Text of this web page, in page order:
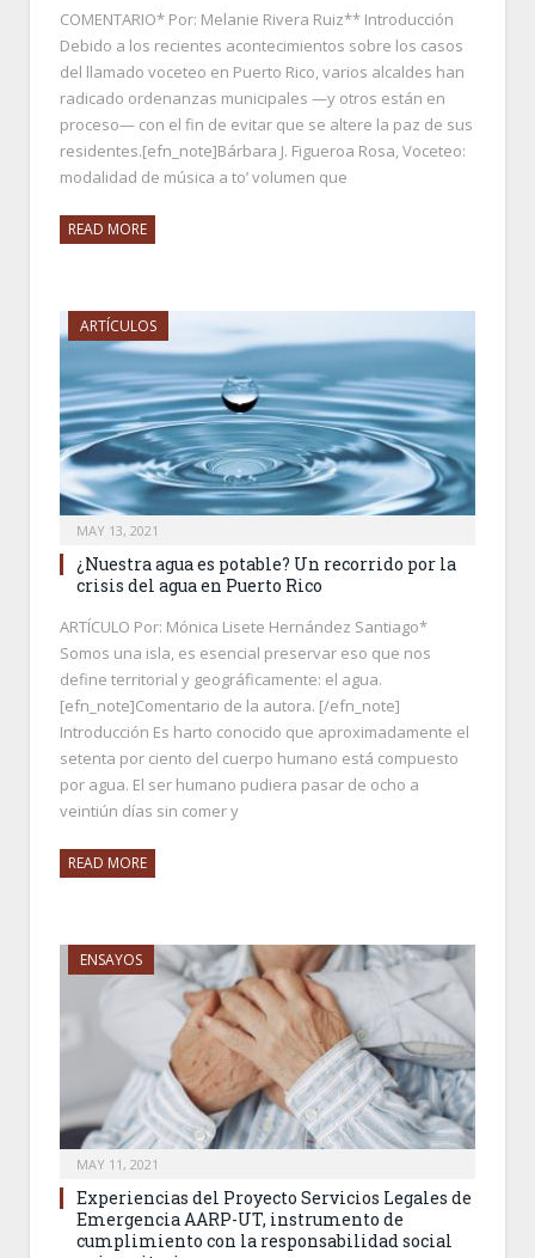
COMENTARIO* Por: Melanie Rivera Ruiz** Introducción
Debido a los recientes acontecimientos sobre los casos
del llamado voceteo en Puerto Rico, varios alcaldes han
radicado ordenanzas municipales —y otros están en
proceso— con el fin de evitar que se altere la paz de sus
residentes.[efn_note]Bárbara J. Figueroa Rosa, Voceteo:
modalidad de música a to’ volumen que
READ MORE
ARTÍCULOS
MAY 13, 2021
¿Nuestra agua es potable? Un recorrido por la
crisis del agua en Puerto Rico
ARTÍCULO Por: Mónica Lisete Hernández Santiago*
Somos una isla, es esencial preservar eso que nos
define territorial y geográficamente: el agua.
[efn_note]Comentario de la autora. [/efn_note]
Introducción Es harto conocido que aproximadamente el
setenta por ciento del cuerpo humano está compuesto
por agua. El ser humano pudiera pasar de ocho a
veintiún días sin comer y
READ MORE
ENSAYOS
MAY 11, 2021
Experiencias del Proyecto Servicios Legales de
Emergencia AARP-UT, instrumento de
cumplimiento con la responsabilidad social